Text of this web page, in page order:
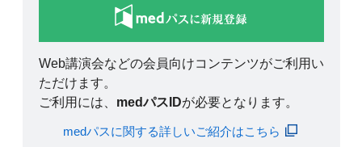
Web講演会などの会員向けコンテンツがご利用い
ただけます。
ご利用には、 medパスIDが必要となります。
medパスに関する詳しいご紹介はこちら